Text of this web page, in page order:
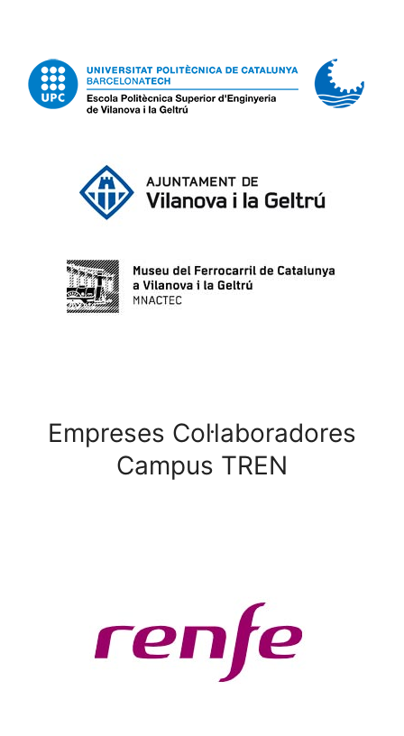
Empreses Col·laboradores
Campus TREN